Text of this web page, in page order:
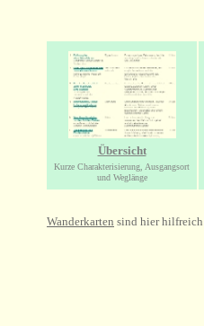
Übersicht
Kurze Charakterisierung, Ausgangsort
und Weglänge
Wanderkarten sind hier